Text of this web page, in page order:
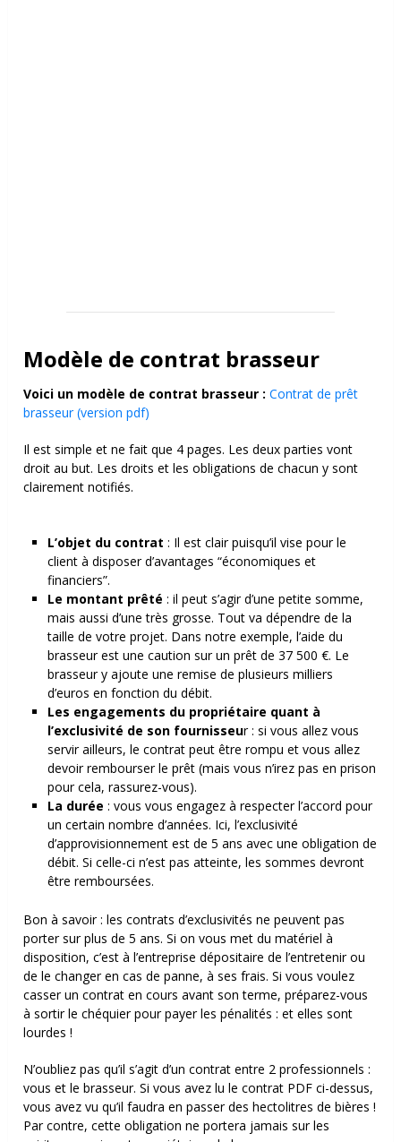
Modèle de contrat brasseur
Voici un modèle de contrat brasseur :Contrat de prêt
brasseur (version pdf)
Il est simple et ne fait que 4 pages. Les deux parties vont
droit au but. Les droits et les obligations de chacun y sont
clairement notifiés.
L’objet du contrat : Il est clair puisqu’il vise pour le
client à disposer d’avantages “économiques et
financiers”.
Le montant prêté : il peut s’agir d’une petite somme,
mais aussi d’une très grosse. Tout va dépendre de la
taille de votre projet. Dans notre exemple, l’aide du
brasseur est une caution sur un prêt de 37 500 €. Le
brasseur y ajoute une remise de plusieurs milliers
d’euros en fonction du débit.
Les engagements du propriétaire quant à
l’exclusivité de son fournisseur : si vous allez vous
servir ailleurs, le contrat peut être rompu et vous allez
devoir rembourser le prêt (mais vous n’irez pas en prison
pour cela, rassurez-vous).
La durée : vous vous engagez à respecter l’accord pour
un certain nombre d’années. Ici, l’exclusivité
d’approvisionnement est de 5 ans avec une obligation de
débit. Si celle-ci n’est pas atteinte, les sommes devront
être remboursées.
Bon à savoir : les contrats d’exclusivités ne peuvent pas
porter sur plus de 5 ans. Si on vous met du matériel à
disposition, c’est à l’entreprise dépositaire de l’entretenir ou
de le changer en cas de panne, à ses frais. Si vous voulez
casser un contrat en cours avant son terme, préparez-vous
à sortir le chéquier pour payer les pénalités : et elles sont
lourdes !
N’oubliez pas qu’il s’agit d’un contrat entre 2 professionnels :
vous et le brasseur. Si vous avez lu le contrat PDF ci-dessus,
vous avez vu qu’il faudra en passer des hectolitres de bières !
Par contre, cette obligation ne portera jamais sur les